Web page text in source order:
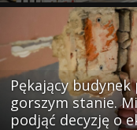
Pękający
gorszym stanie.
podjąć decyzję o